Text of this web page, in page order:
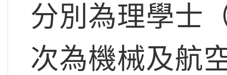
分別為理學士
次為機械及航